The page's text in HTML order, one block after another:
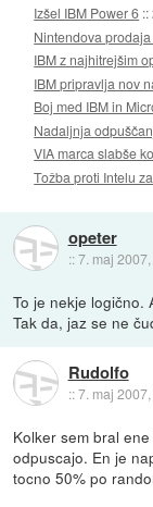
Izšel IBM Power 6 ::
Nintendova
IBM z najhitrejšim
IBM pripravlja nov
Boj med IBM in
Nadaljnja
VIA marca slabše
Tožba proti Intelu
opeter
::7. maj
To je nekje logično.
Tak da, jaz se ne
Rudolfo
::7. maj
Kolker sem bral
odpuscajo. En je
tocno 50% po